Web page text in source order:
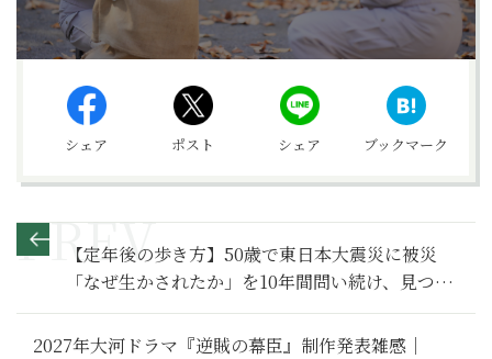
シェア ポスト シェア ブックマーク
【定年後の歩き方】50歳で東日本大震災に被災
「なぜ生かされたか」を10年間問い続け、見つけ
た答えとは～その１～
2027年大河ドラマ『逆賊の幕臣』制作発表雑感｜